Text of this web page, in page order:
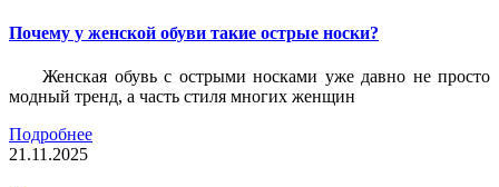
Почему у женской обуви такие острые носки?
Женская обувь с острыми носками уже давно не просто
модный тренд, а часть стиля многих женщин
Подробнее
21.11.2025